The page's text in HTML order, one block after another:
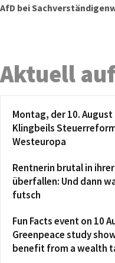
AfD bei
Aktuell
Montag, der 10.
Klingbeils
Westeuropa
Rentnerin brutal in
überfallen: Und dann
futsch
Fun Facts event on 10
Greenpeace study
benefit from a wealth